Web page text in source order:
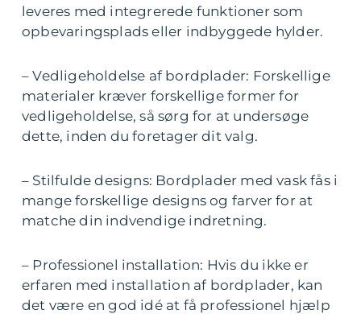
leveres med integrerede funktioner som
opbevaringsplads eller indbyggede hylder.
– Vedligeholdelse af bordplader: Forskellige
materialer kræver forskellige former for
vedligeholdelse, så sørg for at undersøge
dette, inden du foretager dit valg.
– Stilfulde designs: Bordplader med vask fås i
mange forskellige designs og farver for at
matche din indvendige indretning.
– Professionel installation: Hvis du ikke er
erfaren med installation af bordplader, kan
det være en god idé at få professionel hjælp